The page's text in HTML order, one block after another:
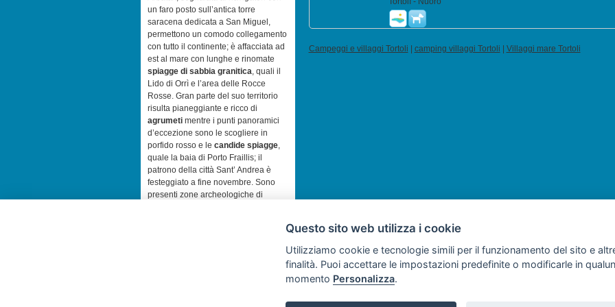
un faro posto sull’antica torre
saracena dedicata a San Miguel,
permettono un comodo collegamento
con tutto il continente; è affacciata ad
est al mare con lunghe e rinomate
spiagge di sabbia granitica, quali il
Lido di Orrì e l’area delle Rocce
Rosse. Gran parte del suo territorio
risulta pianeggiante e ricco di
agrumetimentre i punti panoramici
d’eccezione sono le scogliere in
porfido rosso e le candide spiagge,
quale la baia di Porto Fraillis; il
patrono della città Sant’ Andrea è
festeggiato a fine novembre. Sono
presenti zone archeologiche di
Campeggi e villaggi Tortoli camping villaggi Tortoli Villaggi mare Tortoli
Copyright © 2008 -SVILUPPO TURISMO ITALIA S.r.L. unipersonale
Questo sito web utilizza i cookie
Utilizziamo cookie e tecnologie simili per il funzionamento del sito e
finalità. Puoi accettare le impostazioni predefinite o modificarle in
momento Personalizza.